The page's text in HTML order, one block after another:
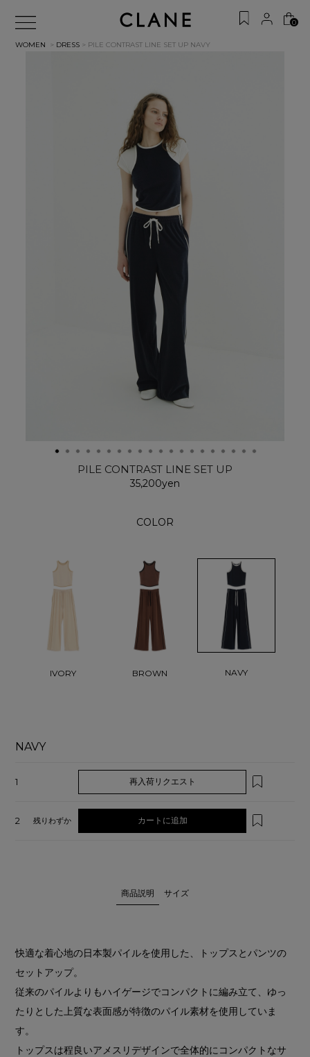
0
WOMEN > DRESS > PILE CONTRAST LINE SET UP NAVY
PILE CONTRAST LINE SET UP
35,200yen
COLOR
IVORY BROWN NAVY
NAVY
1 再入荷リクエスト
2 残りわずか カートに追加
商品説明 サイズ
快適な着心地の日本製パイルを使用した、トップスとパンツの
セットアップ。
従来のパイルよりもハイゲージでコンパクトに編み立て、ゆっ
たりとした上質な表面感が特徴のパイル素材を使用していま
す。
トップスは程良いアメスリデザインで全体的にコンパクトなサ